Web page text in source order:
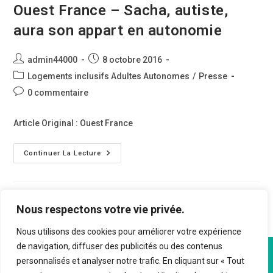
Nous respectons votre vie privée.
Nous utilisons des cookies pour améliorer votre expérience
de navigation, diffuser des publicités ou des contenus
personnalisés et analyser notre trafic. En cliquant sur « Tout
Ouest France – Sacha, autiste,
aura son appart en autonomie
Auteur/autrice
de
publication :
admin44000
Publication
publiée :
8 octobre 2016
Post
category:
Logements inclusifs Adultes Autonomes / Presse
Commentaires
publication :
0 commentaire
Article Original : Ouest France
Continuer La Lecture
Ouest
France
Son
Appart
Autonomie